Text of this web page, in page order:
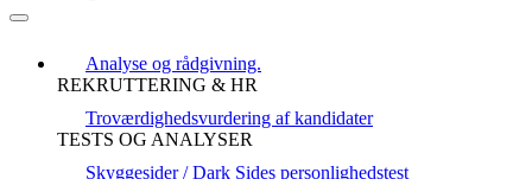
Analyse og rådgivning.
REKRUTTERING & HR
Troværdighedsvurdering af kandidater
TESTS OG ANALYSER
Skyggesider / Dark Sides personlighedstest